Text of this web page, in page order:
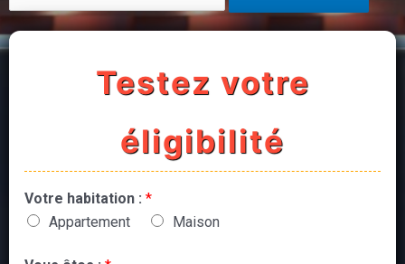
Testez votre
éligibilité
Votre habitation : *
Appartement
Maison